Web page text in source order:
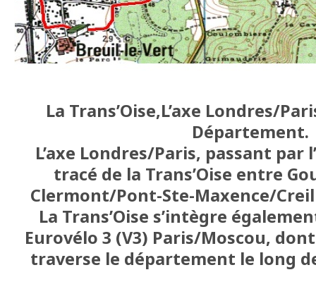
La Trans’Oise,L’axe Londres/
Département.
L’axe Londres/Paris, passant par
tracé de la Trans’Oise entre
Clermont/Pont-Ste-Maxence/
La Trans’Oise s’intègre
Eurovélo 3 (V3) Paris/Moscou,
traverse le département le long